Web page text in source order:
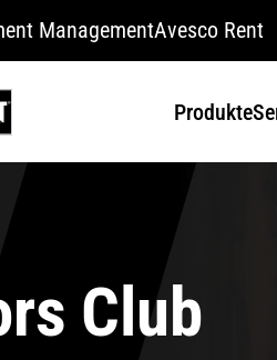
ManagementAvesco Rent
Produkte
Club